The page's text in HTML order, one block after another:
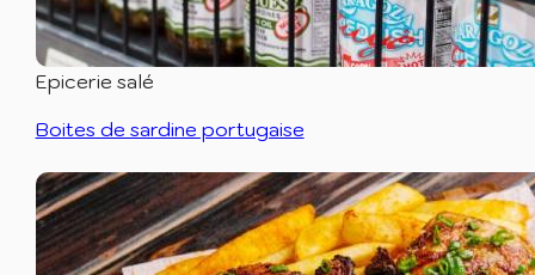
Epicerie salé
Boites de sardine portugaise